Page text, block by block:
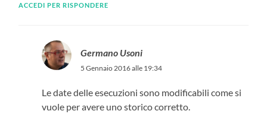
ACCEDI PER RISPONDERE
Germano Usoni
5 Gennaio 2016 alle 19:34
Le date delle esecuzioni sono modificabili come si
vuole per avere uno storico corretto.